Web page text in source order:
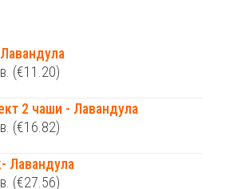
(€11.20)
2 чаши - Лавандула
(€16.82)
Лавандула
(€27.56)